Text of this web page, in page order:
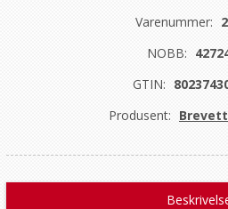
Varenummer:
NOBB:
GTIN:
Produsent: